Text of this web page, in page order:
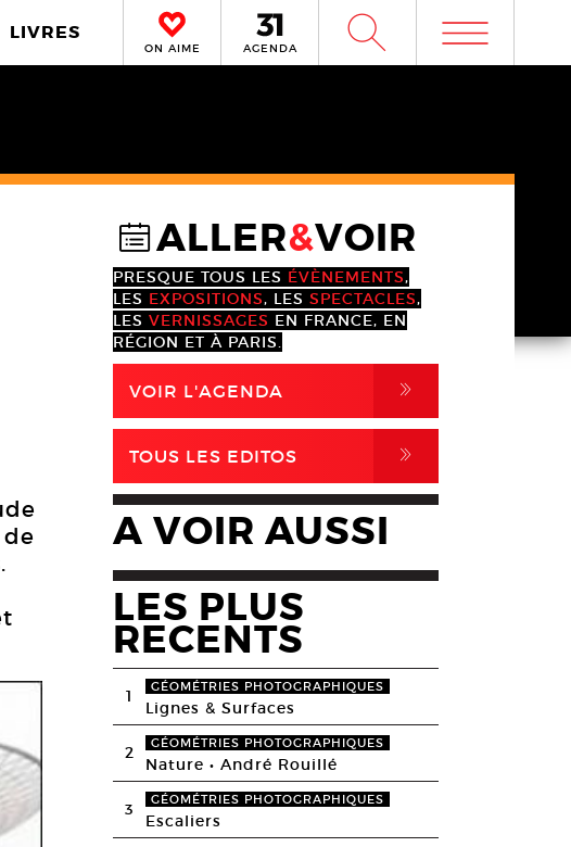
LIVRES
ON AIME AGENDA W m
@ALLER&VOIR
PRESQUE TOUS LES ÉVÈNEMENTS,
LES EXPOSITIONS, LES SPECTACLES,
LES VERNISSAGES EN FRANCE, EN
RÉGION ET À PARIS.
VOIR L'AGENDA ,
TOUS LES EDITOS ,
A VOIR AUSSI
LES PLUS
RECENTS
1 GÉOMÉTRIES PHOTOGRAPHIQUES
Lignes & Surfaces
2 GÉOMÉTRIES PHOTOGRAPHIQUES
Nature • André Rouillé
3 GÉOMÉTRIES PHOTOGRAPHIQUES
Escaliers